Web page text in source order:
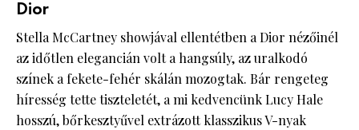
Dior
Stella McCartney showjával ellentétben a Dior nézőinél
az időtlen elegancián volt a hangsúly, az uralkodó
színek a fekete-fehér skálán mozogtak. Bár rengeteg
híresség tette tiszteletét, a mi kedvencünk Lucy Hale
hosszú, bőrkesztyűvel extrázott klasszikus V-nyak